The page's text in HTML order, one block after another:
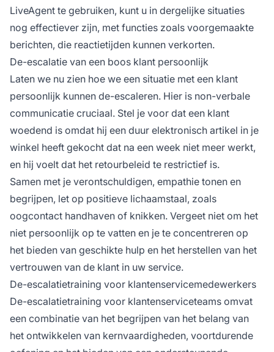
LiveAgent te gebruiken, kunt u in dergelijke situaties
nog effectiever zijn, met functies zoals voorgemaakte
berichten, die reactietijden kunnen verkorten.
De-escalatie van een boos klant persoonlijk
Laten we nu zien hoe we een situatie met een klant
persoonlijk kunnen de-escaleren. Hier is non-verbale
communicatie cruciaal. Stel je voor dat een klant
woedend is omdat hij een duur elektronisch artikel in je
winkel heeft gekocht dat na een week niet meer werkt,
en hij voelt dat het retourbeleid te restrictief is.
Samen met je verontschuldigen, empathie tonen en
begrijpen, let op positieve lichaamstaal, zoals
oogcontact handhaven of knikken. Vergeet niet om het
niet persoonlijk op te vatten en je te concentreren op
het bieden van geschikte hulp en het herstellen van het
vertrouwen van de klant in uw service.
De-escalatietraining voor klantenservicemedewerkers
De-escalatietraining voor klantenserviceteams omvat
een combinatie van het begrijpen van het belang van
het ontwikkelen van kernvaardigheden, voortdurende